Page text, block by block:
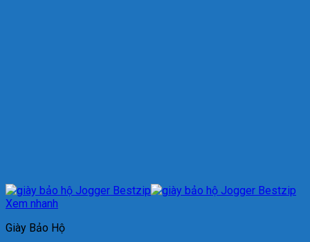
Xem nhanh
Giày Bảo Hộ